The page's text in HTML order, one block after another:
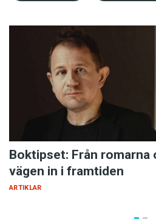
Boktipset: Från romarna
vägen in i framtiden
ARTIKLAR